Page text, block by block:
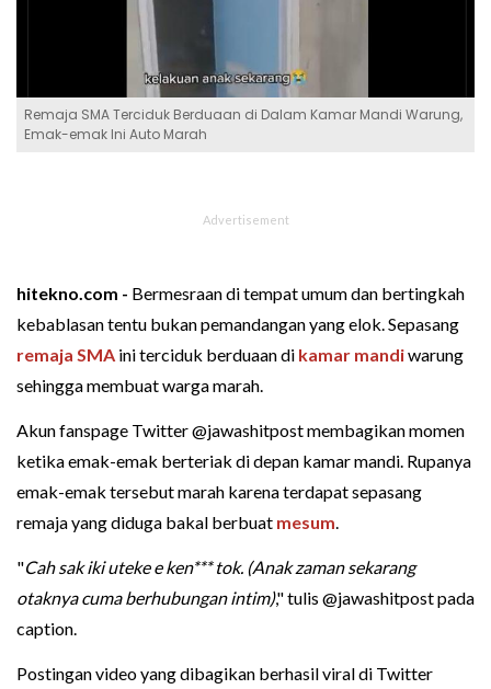
Remaja SMA Terciduk Berduaan di Dalam Kamar Mandi Warung,
Emak-emak Ini Auto Marah
hitekno.com - Bermesraan di tempat umum dan bertingkah
kebablasan tentu bukan pemandangan yang elok. Sepasang
remaja SMA ini terciduk berduaan di kamar mandiwarung
sehingga membuat warga marah.
Akun fanspage Twitter @jawashitpost membagikan momen
ketika emak-emak berteriak di depan kamar mandi. Rupanya
emak-emak tersebut marah karena terdapat sepasang
remaja yang diduga bakal berbuat mesum.
"Cah sak iki uteke e ken*** tok. (Anak zaman sekarang
otaknya cuma berhubungan intim)," tulis @jawashitpost pada
caption.
Postingan video yang dibagikan berhasil viral di Twitter